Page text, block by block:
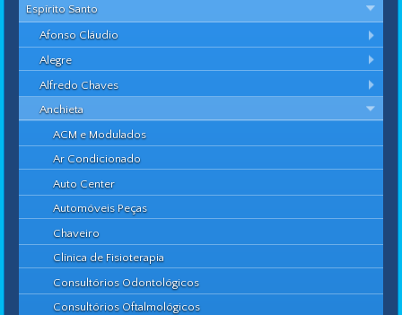
Espírito Santo
Afonso Cláudio
Alegre
Alfredo Chaves
Anchieta
ACM e Modulados
Ar Condicionado
Auto Center
Automóveis Peças
Chaveiro
Clínica de Fisioterapia
Consultórios Odontológicos
Consultórios Oftalmológicos